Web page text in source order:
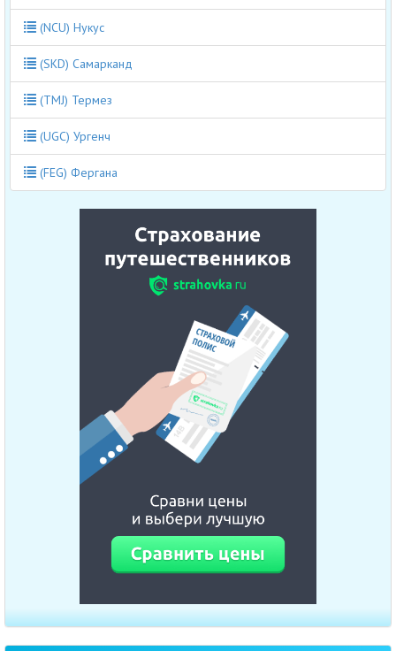
(NCU) Нукус
(SKD) Самарканд
(TMJ) Термез
(UGC) Ургенч
(FEG) Фергана